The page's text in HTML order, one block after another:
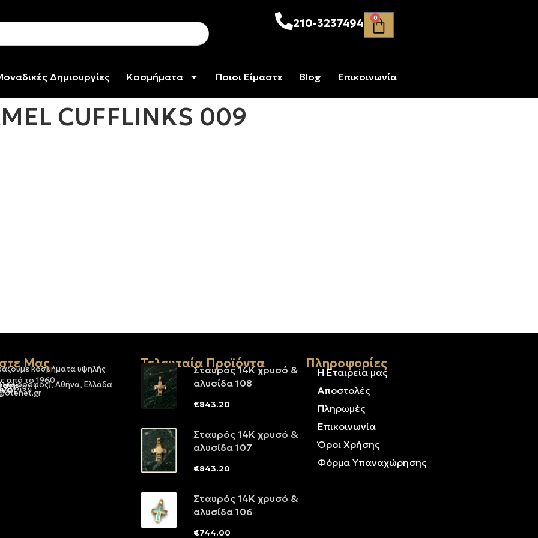
210-3237494 0
Δημιουργίες Κοσμήματα Ποιοι Είμαστε Blog Επικοινωνία
CUFFLINKS 009
Μας
κοσμήματα υψηλής
από το 1960
όροφος), Αθήνα, Ελλάδα
Τελευταία Προϊόντα
Σταυρός 14Κ χρυσό &
αλυσίδα 108
€843.20
Σταυρός 14Κ χρυσό &
αλυσίδα 107
€843.20
Σταυρός 14Κ χρυσό &
αλυσίδα 106
€744.00
Πληροφορίες
Η Εταιρεία μας
Αποστολές
Πληρωμές
Επικοινωνία
Όροι Χρήσης
Φόρμα Υπαναχώρησης